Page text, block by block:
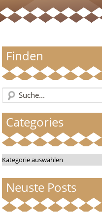
Finden
Categories
Categories
Neuste Posts